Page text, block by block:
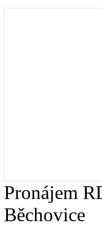
Pronájem
Běchovice